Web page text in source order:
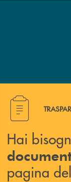
Hai bisogno di
Hai
pagina